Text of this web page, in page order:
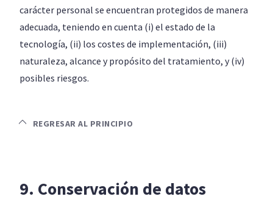
carácter personal se encuentran protegidos de manera
adecuada, teniendo en cuenta (i) el estado de la
tecnología, (ii) los costes de implementación, (iii)
naturaleza, alcance y propósito del tratamiento, y (iv)
posibles riesgos.
REGRESAR AL PRINCIPIO
9. Conservación de datos